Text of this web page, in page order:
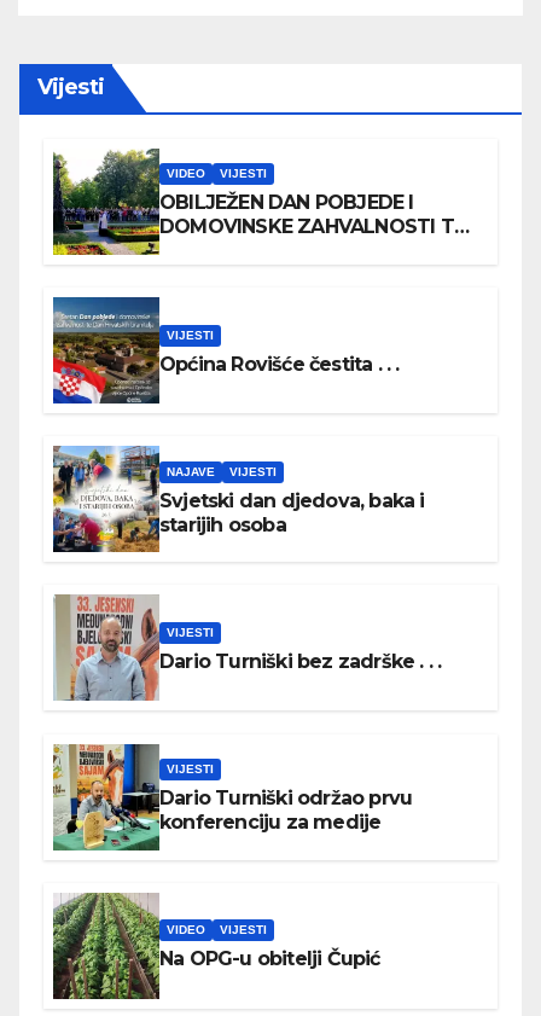
Vijesti
VIDEO VIJESTI
OBILJEŽEN DAN POBJEDE I
DOMOVINSKE ZAHVALNOSTI TE
VIJESTI
Općina Rovišće čestita . . .
NAJAVE VIJESTI
Svjetski dan djedova, baka i
starijih osoba
VIJESTI
Dario Turniški bez zadrške . . .
VIJESTI
Dario Turniški održao prvu
konferenciju za medije
VIDEO VIJESTI
Na OPG-u obitelji Čupić